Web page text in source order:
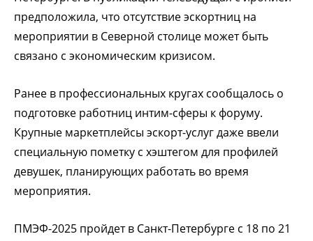
предположила, что отсутствие эскортниц на
мероприятии в Северной столице может быть
связано с экономическим кризисом.
Ранее в профессиональных кругах сообщалось о
подготовке работниц интим-сферы к форуму.
Крупные маркетплейсы эскорт-услуг даже ввели
специальную пометку с хэштегом для профилей
девушек, планирующих работать во время
мероприятия.
ПМЭФ-2025 пройдет в Санкт-Петербурге с 18 по 21